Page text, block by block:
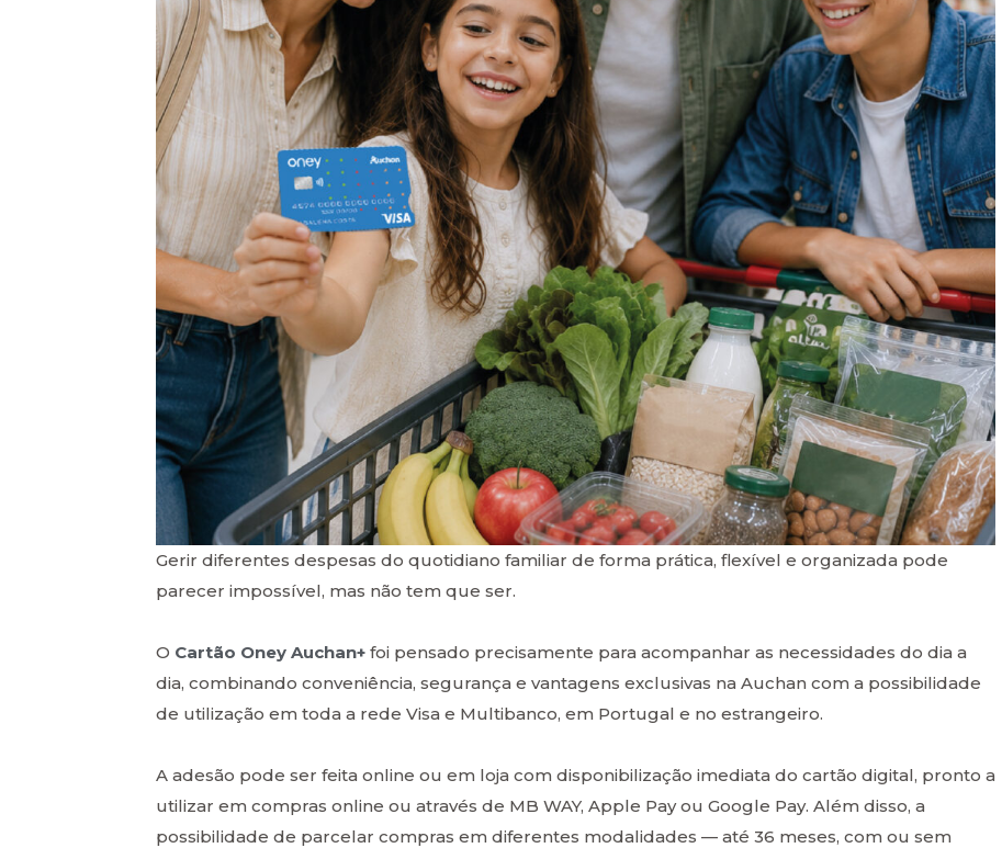
Gerir diferentes despesas do quotidiano familiar de forma prática, flexível e organizada pode
parecer impossível, mas não tem que ser.
O Cartão Oney Auchan+ foi pensado precisamente para acompanhar as necessidades do dia a
dia, combinando conveniência, segurança e vantagens exclusivas na Auchan com a possibilidade
de utilização em toda a rede Visa e Multibanco, em Portugal e no estrangeiro.
A adesão pode ser feita online ou em loja com disponibilização imediata do cartão digital, pronto a
utilizar em compras online ou através de MB WAY, Apple Pay ou Google Pay. Além disso, a
possibilidade de parcelar compras em diferentes modalidades — até 36 meses, com ou sem